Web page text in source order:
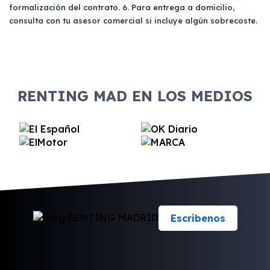
formalización del contrato. 6. Para entrega a domicilio,
consulta con tu asesor comercial si incluye algún sobrecoste.
RENTING MAD EN LOS MEDIOS
Escríbenos